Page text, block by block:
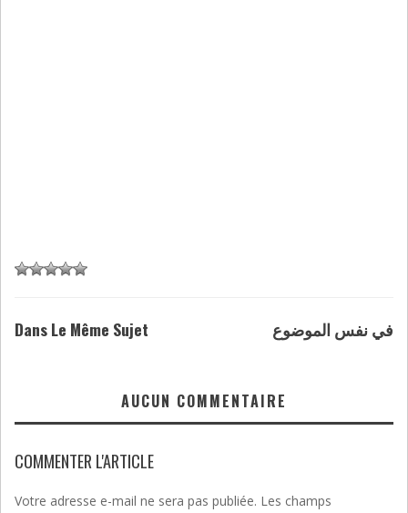
Dans Le Même Sujet في نفس الموضوع
AUCUN COMMENTAIRE
COMMENTER L'ARTICLE
Votre adresse e-mail ne sera pas publiée. Les champs